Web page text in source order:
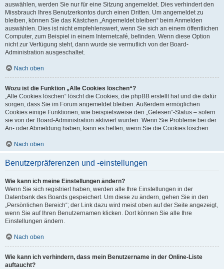
auswählen, werden Sie nur für eine Sitzung angemeldet. Dies verhindert den
Missbrauch Ihres Benutzerkontos durch einen Dritten. Um angemeldet zu
bleiben, können Sie das Kästchen „Angemeldet bleiben“ beim Anmelden
auswählen. Dies ist nicht empfehlenswert, wenn Sie sich an einem öffentlichen
Computer, zum Beispiel in einem Internetcafé, befinden. Wenn diese Option
nicht zur Verfügung steht, dann wurde sie vermutlich von der Board-
Administration ausgeschaltet.
Nach oben
Wozu ist die Funktion „Alle Cookies löschen“?
„Alle Cookies löschen“ löscht die Cookies, die phpBB erstellt hat und die dafür
sorgen, dass Sie im Forum angemeldet bleiben. Außerdem ermöglichen
Cookies einige Funktionen, wie beispielsweise den „Gelesen“-Status – sofern
sie von der Board-Administration aktiviert wurden. Wenn Sie Probleme bei der
An- oder Abmeldung haben, kann es helfen, wenn Sie die Cookies löschen.
Nach oben
Benutzerpräferenzen und -einstellungen
Wie kann ich meine Einstellungen ändern?
Wenn Sie sich registriert haben, werden alle Ihre Einstellungen in der
Datenbank des Boards gespeichert. Um diese zu ändern, gehen Sie in den
„Persönlichen Bereich“; der Link dazu wird meist oben auf der Seite angezeigt,
wenn Sie auf Ihren Benutzernamen klicken. Dort können Sie alle Ihre
Einstellungen ändern.
Nach oben
Wie kann ich verhindern, dass mein Benutzername in der Online-Liste
auftaucht?